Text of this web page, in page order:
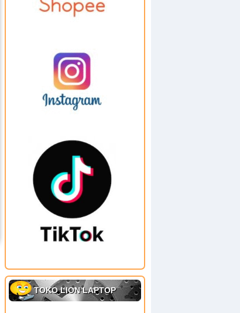
TOKO LION LAPTOP